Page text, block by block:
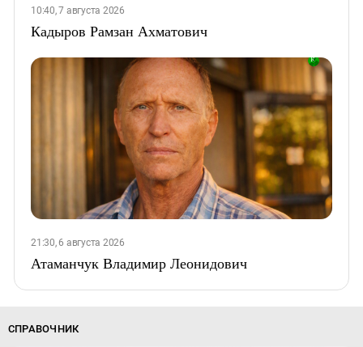
10:40, 7 августа 2026
Кадыров Рамзан Ахматович
21:30, 6 августа 2026
Атаманчук Владимир Леонидович
СПРАВОЧНИК